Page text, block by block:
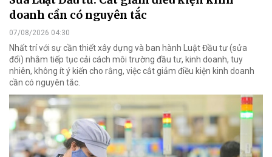
doanh cần có nguyên tắc
07/08/2026 04:30
Nhất trí với sự cần thiết xây dựng và ban hành Luật Đầu tư (sửa
đổi) nhằm tiếp tục cải cách môi trường đầu tư, kinh doanh, tuy
nhiên, không ít ý kiến cho rằng, việc cắt giảm điều kiện kinh doanh
cần có nguyên tắc.